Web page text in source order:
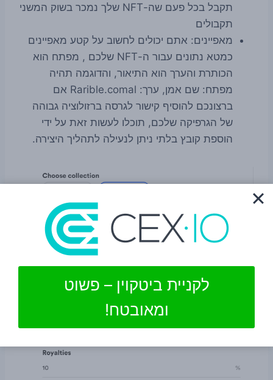
תקבל בכל פעם שה-NFT שלך נמכר בשוק המשני
תקבולים
מאפיינים: אתם יכולים לחשוב על קטע מאפיינים
כמטא נתונים עבור ה-NFT שלכם , מפתח הוא
הכותרת והערך הוא התיאור, והדוגמה תהיה
מפתח: שם אמן, ערך: Rarible.comal אם
ברצונכם להוסיף קישור לגרסה ברזולוציה גבוהה
של הגרפיקה שלכם, תוכלו לעשות זאת על ידי
הוספת קובץ בלתי ניתן לנעילה לתהליך היצירה.
לקניית ביטקוין – פשוט
ומאובטח!